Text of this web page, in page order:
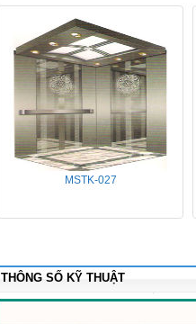
MSTK-027
THÔNG SỐ KỸ THUẬT